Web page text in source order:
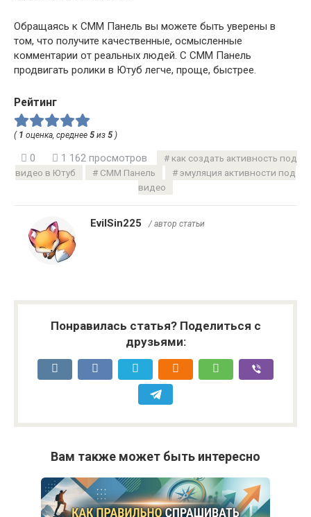
Обращаясь к СММ Панель вы можете быть уверены в
том, что получите качественные, осмысленные
комментарии от реальных людей. С СММ Панель
продвигать ролики в Ютуб легче, проще, быстрее.
Рейтинг
( 1 оценка, среднее 5 из 5 )
0 1 162 просмотров
как создать активность под
видео в Ютуб
СММ Панель
эмуляция активности под
видео
EvilSin225 / автор статьи
Понравилась статья? Поделиться с
друзьями:
Вам также может быть интересно